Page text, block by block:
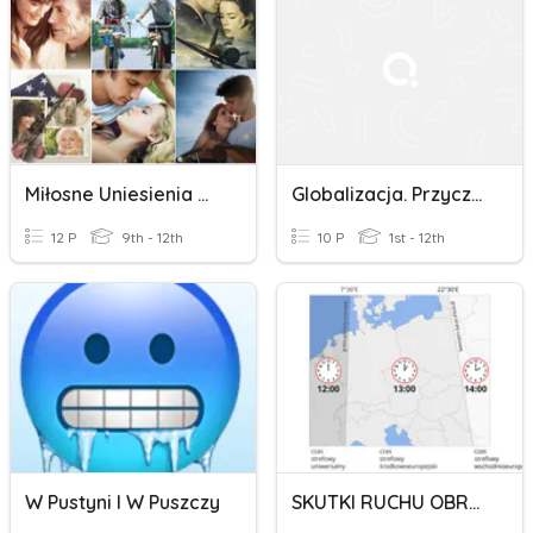
Miłosne Uniesienia W Filmie I Literaturze
12 P 9th - 12th
Globalizacja. Przyczyny I Skutki
10 P 1st - 12th
W Pustyni I W Puszczy SKUTKI RUCHU OBROTOWEGO I OBIEGOWEGO